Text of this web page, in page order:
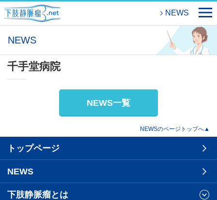
NEWS
NEWS
千手堂病院
NEWS一覧
NEWSのページトップへ▲
トップページ
NEWS
下肢静脈瘤とは